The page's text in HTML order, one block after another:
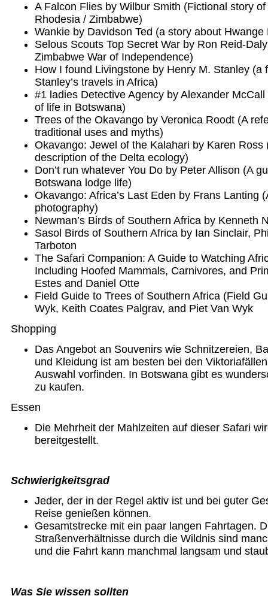
A Falcon Flies by Wilbur Smith (Fictional story
Rhodesia / Zimbabwe)
Wankie by Davidson Ted (a story about Hwange
Selous Scouts Top Secret War by Ron Reid-
Zimbabwe War of Independence)
How I found Livingstone by Henry M. Stanley (a
Stanley’s travels in Africa)
#1 ladies Detective Agency by Alexander
of life in Botswana)
Trees of the Okavango by Veronica Roodt (A
traditional uses and myths)
Okavango: Jewel of the Kalahari by Karen Ross
description of the Delta ecology)
Don’t run whatever You Do by Peter Allison (A
Botswana lodge life)
Okavango: Africa’s Last Eden by Frans Lanting
photography)
Newman’s Birds of Southern Africa by Kenneth
Sasol Birds of Southern Africa by Ian Sinclair,
Tarboton
The Safari Companion: A Guide to Watching
Including Hoofed Mammals, Carnivores, and
Estes and Daniel Otte
Field Guide to Trees of Southern Africa (Field
Wyk, Keith Coates Palgrav, and Piet Van Wyk
Shopping
Das Angebot an Souvenirs wie Schnitzereien,
und Kleidung ist am besten bei den
Auswahl vorfinden. In Botswana gibt es
zu kaufen.
Essen
Die Mehrheit der Mahlzeiten auf dieser Safari
bereitgestellt.
Schwierigkeitsgrad
Jeder, der in der Regel aktiv ist und bei guter
Reise genießen können.
Gesamtstrecke mit ein paar langen Fahrtagen.
Straßenverhältnisse durch die Wildnis sind
und die Fahrt kann manchmal langsam und
Was Sie wissen sollten